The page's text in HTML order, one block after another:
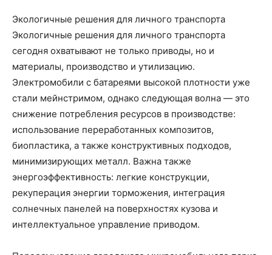
Экологичные решения для личного транспорта
Экологичные решения для личного транспорта
сегодня охватывают не только приводы, но и
материалы, производство и утилизацию.
Электромобили с батареями высокой плотности уже
стали мейнстримом, однако следующая волна — это
снижение потребления ресурсов в производстве:
использование переработанных композитов,
биопластика, а также конструктивных подходов,
минимизирующих металл. Важна также
энергоэффективность: легкие конструкции,
рекуперация энергии торможения, интеграция
солнечных панелей на поверхностях кузова и
интеллектуальное управление приводом.